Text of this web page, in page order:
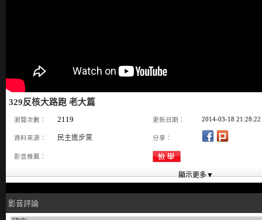
329反核大路跑 老大篇
瀏覽次數： 2119 更新日期： 2014-03-18 21:28:22
資料來源： 民主進步黨 分享：
影音推薦：
影音評論